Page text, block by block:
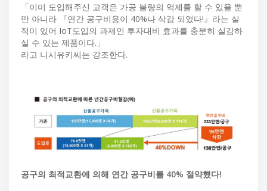
「이미 도입해주신 고객은 가공 불량의 억제를 할 수 있을 뿐
만 아니라 『연간 공구비용이 40%나 삭감 되었다!』라는 실
적이 있어 IoT도입의 과제인 투자대비 효과를 충분히 실감하
실 수 있는 제품이다.」
라고 니시유키씨는 강조한다.
공구의 최적교환에 의해 연간 공구비를 40% 절약했다!